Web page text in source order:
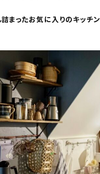
リシー
まったお気に入りのキッチン